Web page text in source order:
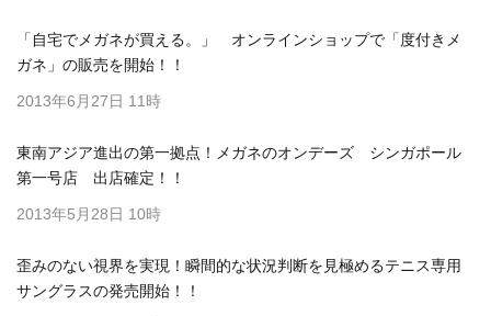
「自宅でメガネが買える。」 オンラインショップで「度付きメ
ガネ」の販売を開始！！
2013年6月27日 11時
東南アジア進出の第一拠点！メガネのオンデーズ シンガポール
第一号店 出店確定！！
2013年5月28日 10時
歪みのない視界を実現！瞬間的な状況判断を見極めるテニス専用
サングラスの発売開始！！